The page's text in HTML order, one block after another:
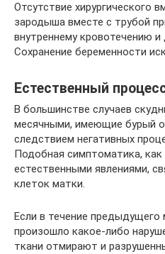
Отсутствие хирургического
зародыша вместе с трубой
внутреннему кровотечению
Сохранение беременности
Естественный
В большинстве случаев
месячными, имеющие бурый
следствием негативных
Подобная симптоматика, как
естественными явлениями,
клеток матки.
Если в течение предыдущего
произошло какое-либо
ткани отмирают и